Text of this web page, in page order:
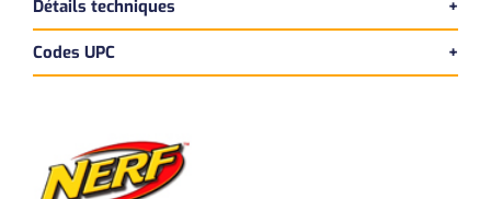
Détails techniques
Version bilingue
Largeur:
Hauteur:
Poids:
Codes UPC
630509976454